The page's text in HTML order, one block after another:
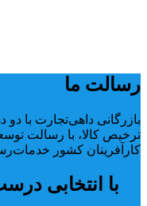
رسالت ما
بازرگانی داهی‌تجارت با
ترخیص کالا، با رسالت
کارآفرینان کشور
با انتخابی